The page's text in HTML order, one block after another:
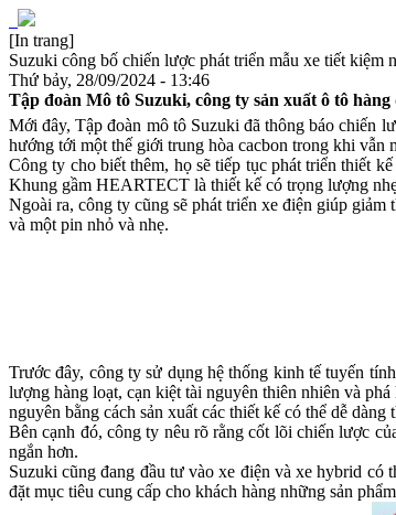
[In trang]
Suzuki công bố chiến lược phát triển mẫu xe tiết kiệm
Thứ bảy, 28/09/2024 - 13:46
Tập đoàn Mô tô Suzuki, công ty sản xuất ô tô
Mới đây, Tập đoàn mô tô Suzuki đã thông báo chiến
hướng tới một thế giới trung hòa cacbon trong khi vẫn
Công ty cho biết thêm, họ sẽ tiếp tục phát triển thiết
Khung gầm HEARTECT là thiết kế có trọng lượng
Ngoài ra, công ty cũng sẽ phát triển xe điện giúp
và một pin nhỏ và nhẹ.
Trước đây, công ty sử dụng hệ thống kinh tế tuyến
lượng hàng loạt, cạn kiệt tài nguyên thiên nhiên và
nguyên bằng cách sản xuất các thiết kế có thể dễ dàng
Bên cạnh đó, công ty nêu rõ rằng cốt lõi chiến lược
ngắn hơn.
Suzuki cũng đang đầu tư vào xe điện và xe hybrid có
đặt mục tiêu cung cấp cho khách hàng những sản